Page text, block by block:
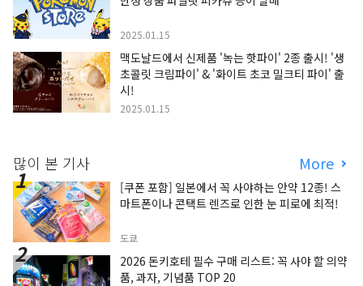
2025.01.15
맥도날드에서 신제품 '녹는 핫파이' 2종 출시! '생
초콜릿 크림파이' & '화이트 초코 밀크티 파이' 출
시!
2025.01.15
많이 본 기사 More
[쿠폰 포함] 일본에서 꼭 사야하는 안약 12종! 스
마트폰이나 콘택트 렌즈로 인한 눈 피로에 최적!
도쿄
2026 돈키호테 필수 구매 리스트: 꼭 사야 할 의약
품, 과자, 기념품 TOP 20